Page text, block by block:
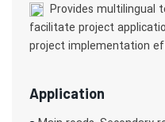
Provides multilingual
facilitate project
project implementation
Application